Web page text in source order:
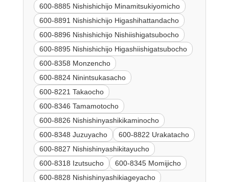
600-8885 Nishishichijo Minamitsukiyomicho
600-8891 Nishishichijo Higashihattandacho
600-8896 Nishishichijo Nishiishigatsubocho
600-8895 Nishishichijo Higashiishigatsubocho
600-8358 Monzencho
600-8824 Ninintsukasacho
600-8221 Takaocho
600-8346 Tamamotocho
600-8826 Nishishinyashikikaminocho
600-8348 Juzuyacho
600-8822 Urakatacho
600-8827 Nishishinyashikitayucho
600-8318 Izutsucho
600-8345 Momijicho
600-8828 Nishishinyashikiageyacho